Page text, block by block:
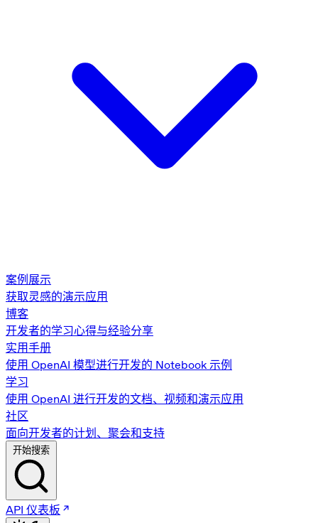
案例展示
获取灵感的演示应用
博客
开发者的学习心得与经验分享
实用手册
使用 OpenAI 模型进行开发的 Notebook 示例
学习
使用 OpenAI 进行开发的文档、视频和演示应用
社区
面向开发者的计划、聚会和支持
开始搜索
API 仪表板